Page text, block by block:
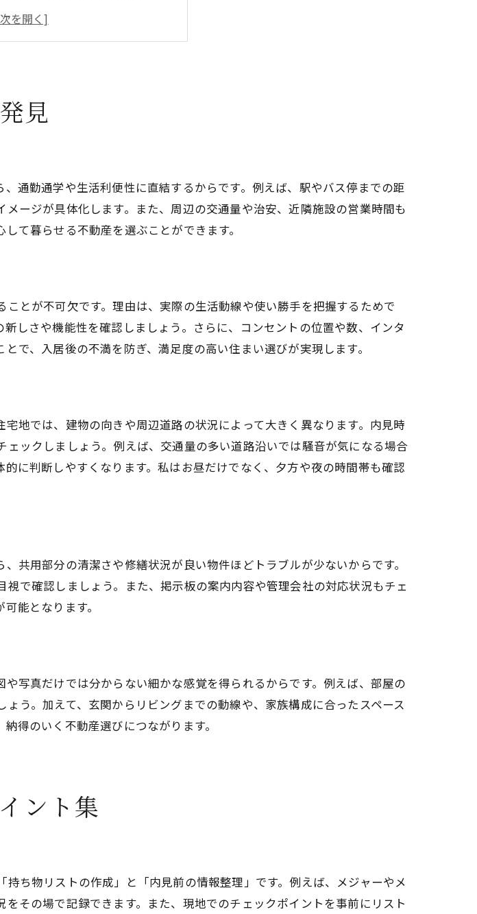
る日当たりや騒音の違い
産の管理状態を見極める
内見持ち物と事前準備
押さえておきたい注意点
ックリスト活用術を紹介
で環境を確認しよう
動産現地見学で実感する
動線を不動産内見で確認
との距離感にも注目しよう
力や使い勝手を確認しよう
動産内見で要チェック
断熱性を体感して比較
う不動産の条件を検討しよう
同居人の希望も確認
は不動産会社に相談を
しっかり確認を
発生源を丁寧にチェック
不動産内見で体感が大切
音や生活音にも注意しよう
見
通勤通学や生活利便性に直結するからです。例えば、駅やバス停までの距
ージが具体化します。また、周辺の交通量や治安、近隣施設の営業時間も
て暮らせる不動産を選ぶことができます。
とが不可欠です。理由は、実際の生活動線や使い勝手を把握するためで
しさや機能性を確認しましょう。さらに、コンセントの位置や数、インタ
で、入居後の不満を防ぎ、満足度の高い住まい選びが実現します。
地では、建物の向きや周辺道路の状況によって大きく異なります。内見時
ックしましょう。例えば、交通量の多い道路沿いでは騒音が気になる場合
に判断しやすくなります。私はお昼だけでなく、夕方や夜の時間帯も確認
共用部分の清潔さや修繕状況が良い物件ほどトラブルが少ないからです。
で確認しましょう。また、掲示板の案内内容や管理会社の対応状況もチェ
能となります。
写真だけでは分からない細かな感覚を得られるからです。例えば、部屋の
う。加えて、玄関からリビングまでの動線や、家族構成に合ったスペース
得のいく不動産選びにつながります。
ント集
ち物リストの作成」と「内見前の情報整理」です。例えば、メジャーやメ
その場で記録できます。また、現地でのチェックポイントを事前にリスト